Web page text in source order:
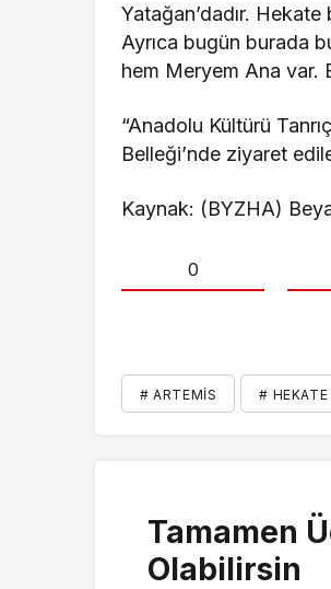
Yatağan’dadır.
Ayrıca bugün burada
hem Meryem Ana var.
“Anadolu Kültürü
Belleği’nde ziyaret
Kaynak: (BYZHA)
0
# ARTEMIS # HEKATE
Tamamen
Olabilirsin